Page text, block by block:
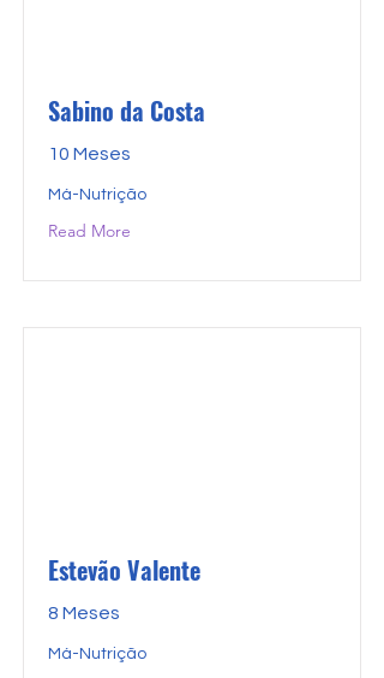
Sabino da Costa
10 Meses
Má-Nutrição
Read More
Estevão Valente
8 Meses
Má-Nutrição